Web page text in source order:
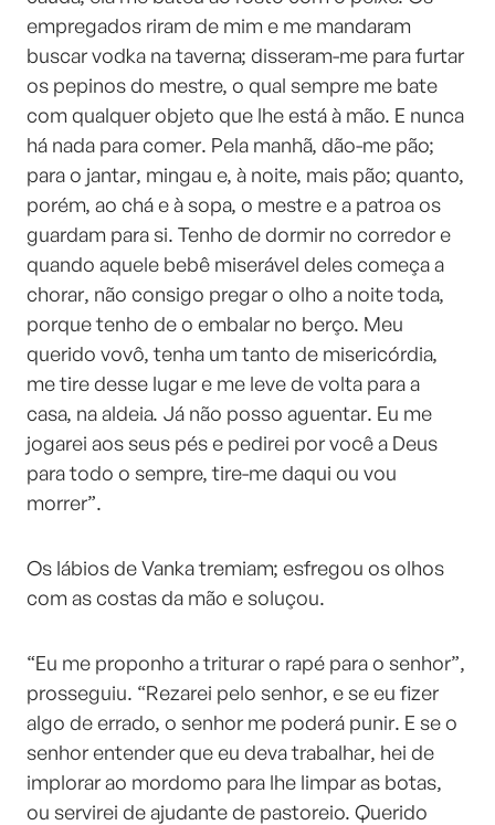
empregados riram de mim e me mandaram
buscar vodka na taverna; disseram-me para furtar
os pepinos do mestre, o qual sempre me bate
com qualquer objeto que lhe está à mão. E nunca
há nada para comer. Pela manhã, dão-me pão;
para o jantar, mingau e, à noite, mais pão; quanto,
porém, ao chá e à sopa, o mestre e a patroa os
guardam para si. Tenho de dormir no corredor e
quando aquele bebê miserável deles começa a
chorar, não consigo pregar o olho a noite toda,
porque tenho de o embalar no berço. Meu
querido vovô, tenha um tanto de misericórdia,
me tire desse lugar e me leve de volta para a
casa, na aldeia. Já não posso aguentar. Eu me
jogarei aos seus pés e pedirei por você a Deus
para todo o sempre, tire-me daqui ou vou
morrer”.
Os lábios de Vanka tremiam; esfregou os olhos
com as costas da mão e soluçou.
“Eu me proponho a triturar o rapé para o senhor”,
prosseguiu. “Rezarei pelo senhor, e se eu fizer
algo de errado, o senhor me poderá punir. E se o
senhor entender que eu deva trabalhar, hei de
implorar ao mordomo para lhe limpar as botas,
ou servirei de ajudante de pastoreio. Querido